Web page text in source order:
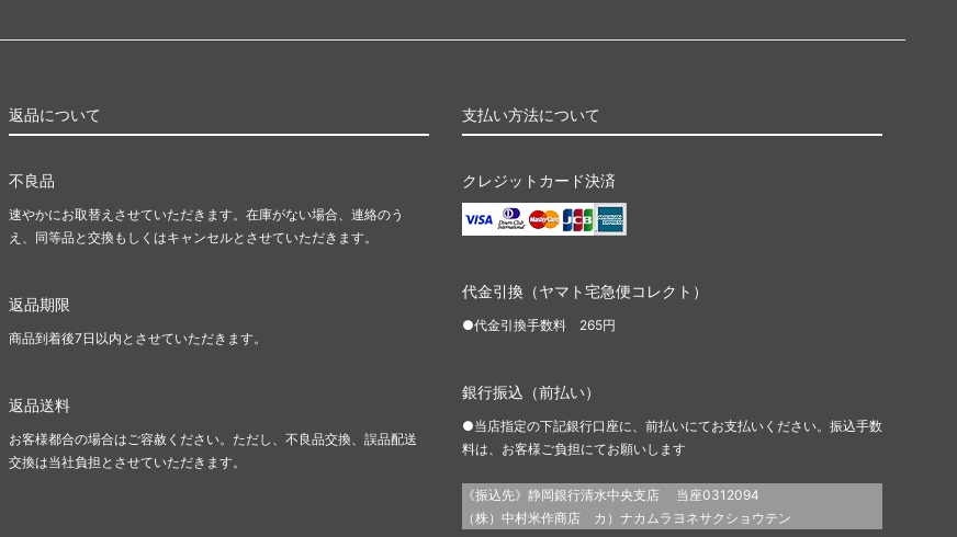
返品について
不良品
速やかにお取替えさせていただきます。在庫がない場合、連絡のう
え、同等品と交換もしくはキャンセルとさせていただきます。
返品期限
商品到着後7日以内とさせていただきます。
返品送料
お客様都合の場合はご容赦ください。ただし、不良品交換、誤品配送
交換は当社負担とさせていただきます。
支払い方法について
クレジットカード決済
代金引換（ヤマト宅急便コレクト）
●代金引換手数料 265円
銀行振込（前払い）
●当店指定の下記銀行口座に、前払いにてお支払いください。振込手数
料は、お客様ご負担にてお願いします
《振込先》静岡銀行清水中央支店 当座0312094
（株）中村米作商店 カ）ナカムラヨネサクショウテン